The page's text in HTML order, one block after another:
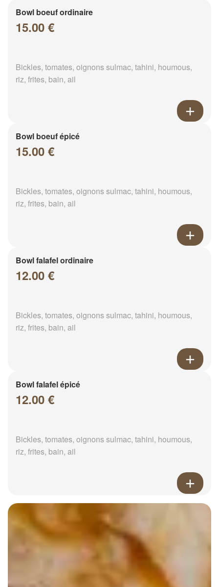
Bowl boeuf ordinaire
15.00 €
Bickles, tomates, oignons sulmac, tahini, houmous,
riz, frites, bain, ail
Bowl boeuf épicé
15.00 €
Bickles, tomates, oignons sulmac, tahini, houmous,
riz, frites, bain, ail
Bowl falafel ordinaire
12.00 €
Bickles, tomates, oignons sulmac, tahini, houmous,
riz, frites, bain, ail
Bowl falafel épicé
12.00 €
Bickles, tomates, oignons sulmac, tahini, houmous,
riz, frites, bain, ail